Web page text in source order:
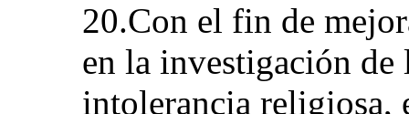
20.Con el fin de
en la investigación
intolerancia religiosa,